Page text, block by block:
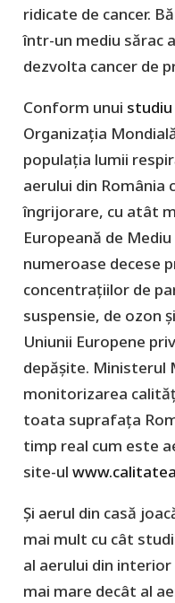
ridicate de cancer.
într-un mediu sărac
dezvolta cancer de
Conform unui studiu
Organizația
populația lumii
aerului din România
îngrijorare, cu atât
Europeană de
numeroase decese
concentrațiilor de
suspensie, de ozon
Uniunii Europene
depășite. Ministerul
monitorizarea
toata suprafața
timp real cum este
site-ul
Și aerul din casă
mai mult cu cât
al aerului din
mai mare decât al